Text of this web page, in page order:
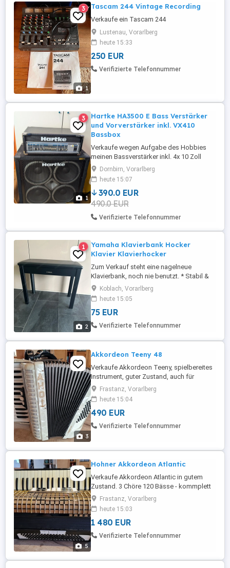
1
3 Tascam 244 Vintage Recording
Verkaufe ein Tascam 244
Lustenau, Vorarlberg
heute 15:33
250 EUR
Verifizierte Telefonnummer
1
3
Hartke HA3500 E Bass Verstärker
und Vorverstärker inkl. VX410
Bassbox
Verkaufe wegen Aufgabe des Hobbies
meinen Bassverstärker inkl. 4x 10 Zoll
Bassbox Zu Hartke muss man nicht viel
sagen. Absolut geiler Verstärker mit edlem
Klang. Kann in Dornbirn gerne getestet
werden. Suchbegriffe E-Bass, Verstärker,
Röhren Verstärker, Vorverstärker, Bassbox
Dornbirn, Vorarlberg
heute 15:07
390.0 EUR
490.0 EUR
Verifizierte Telefonnummer
2
1
Yamaha Klavierbank Hocker
Klavier Klavierhocker
Zum Verkauf steht eine nagelneue
Klavierbank, noch nie benutzt. * Stabil &
hochwertig verarbeitet ideal für Klavier
oder E-Piano * Bequeme Sitzfläche für
längeres Spielen * Klassisches, elegantes
Design in Schwarz (zeitlos & passend zu
jedem Instrument) Perfekt für Einsteiger,
Koblach, Vorarlberg
heute 15:05
75 EUR
Verifizierte Telefonnummer
3
Akkordeon Teeny 48
Verkaufe Akkordeon Teeny, spielbereites
Instrument, guter Zustand, auch für
Schüler geeignet. 2 Chöre - 48 Bässe. Mit
Rucksack. Kein Versand !
Frastanz, Vorarlberg
heute 15:04
490 EUR
Verifizierte Telefonnummer
5
Hohner Akkordeon Atlantic
Verkaufe Akkordeon Atlantic in gutem
Zustand. 3 Chöre 120 Bässe - kommplett
überholt. Schultergurten und Tasche neu !
Das Instrument wiegt 9,4Kg. Kein Versand
!!
Frastanz, Vorarlberg
heute 15:03
1 480 EUR
Verifizierte Telefonnummer